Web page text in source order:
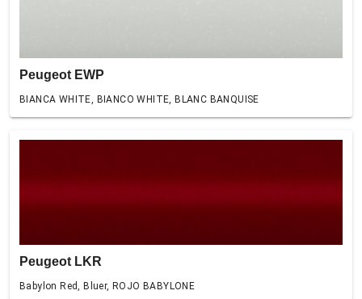
Peugeot EWP
BIANCA WHITE, BIANCO WHITE, BLANC BANQUISE
Peugeot LKR
Babylon Red, Bluer, ROJO BABYLONE